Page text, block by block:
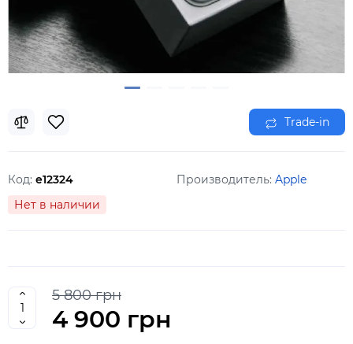
Trade-in
Код: e12324 Производитель: Apple
Нет в наличии
5 800 грн
4 900 грн